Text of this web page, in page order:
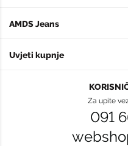
AMDS Jeans
Uvjeti kupnje
Za upite
091